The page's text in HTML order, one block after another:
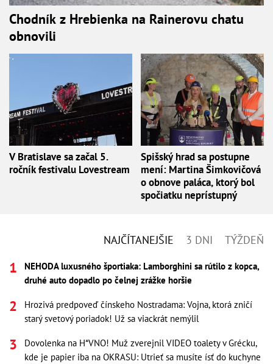
Chodník z Hrebienka na Rainerovu chatu
obnovili
V Bratislave sa začal 5.
ročník festivalu Lovestream
Spišský hrad sa postupne
mení: Martina Šimkovičová
o obnove paláca, ktorý bol
spočiatku neprístupný
NAJČÍTANEJŠIE 3 DNI TÝŽDEŇ
NEHODA luxusného športiaka: Lamborghini sa rútilo z kopca,
druhé auto dopadlo po čelnej zrážke horšie
Hrozivá predpoveď čínskeho Nostradama: Vojna, ktorá zničí
starý svetový poriadok! Už sa viackrát nemýlil
Dovolenka na H*VNO! Muž zverejnil VIDEO toalety v Grécku,
kde je papier iba na OKRASU: Utrieť sa musíte ísť do kuchyne